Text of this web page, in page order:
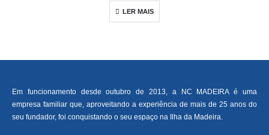
LER MAIS
Em funcionamento desde outubro de 2013, a NC MADEIRA é uma
empresa familiar que, aproveitando a experiência de mais de 25 anos do
seu fundador, foi conquistando o seu espaço na Ilha da Madeira.